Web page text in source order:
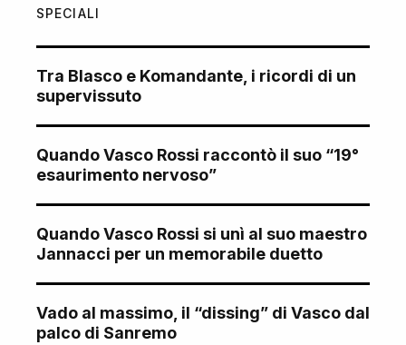
SPECIALI
Tra Blasco e Komandante, i ricordi di un
supervissuto
Quando Vasco Rossi raccontò il suo “19°
esaurimento nervoso”
Quando Vasco Rossi si unì al suo maestro
Jannacci per un memorabile duetto
Vado al massimo, il “dissing” di Vasco dal
palco di Sanremo